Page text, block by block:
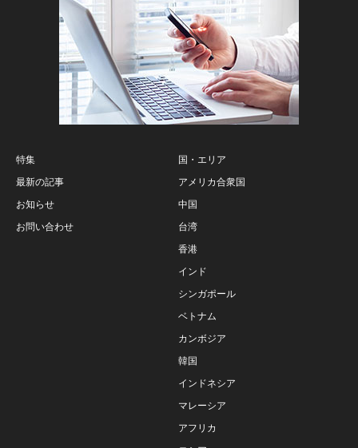
特集
最新の記事
お知らせ
お問い合わせ
国・エリア
アメリカ合衆国
中国
台湾
香港
インド
シンガポール
ベトナム
カンボジア
韓国
インドネシア
マレーシア
アフリカ